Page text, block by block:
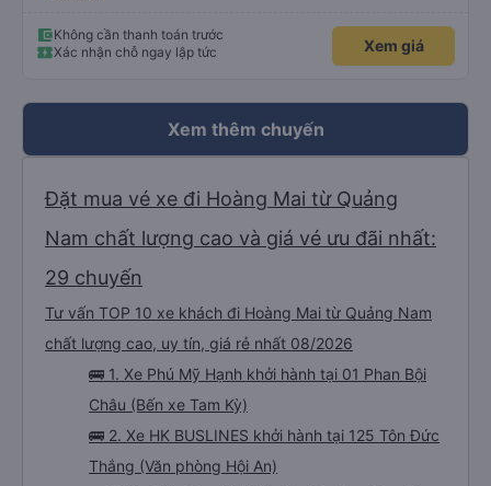
Không cần thanh toán trước
Xác nhận chỗ ngay lập tức
Xem giá
Xem thêm chuyến
Đặt mua vé xe đi Hoàng Mai từ Quảng
Nam chất lượng cao và giá vé ưu đãi nhất:
29 chuyến
Tư vấn TOP 10 xe khách đi Hoàng Mai từ Quảng Nam
chất lượng cao, uy tín, giá rẻ nhất 08/2026
🚌 1. Xe Phú Mỹ Hạnh khởi hành tại 01 Phan Bội
Châu (Bến xe Tam Kỳ)
🚌 2. Xe HK BUSLINES khởi hành tại 125 Tôn Đức
Thắng (Văn phòng Hội An)